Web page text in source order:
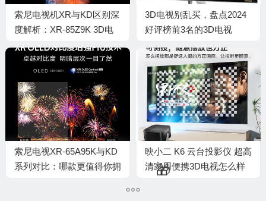
索尼电视机XR与KD区别深
度解析：XR-85Z9K 3D电
3D电视别乱买，盘点2024
好评榜前3名的3D电视
索尼电视XR-65A95K与KD
系列对比：哪款更值得你拥
映小二 K6 云台投影仪 超高
清家用便携3D电视怎么样
🎁
💰